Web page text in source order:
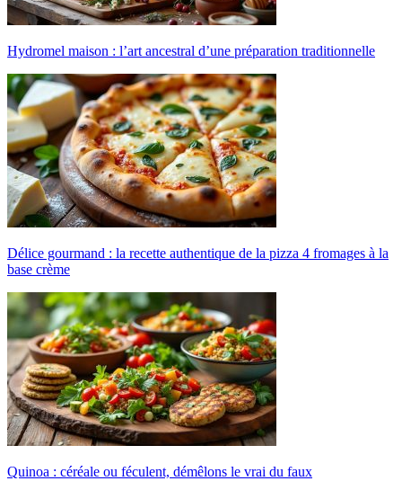
Hydromel maison : l’art ancestral d’une préparation traditionnelle
Délice gourmand : la recette authentique de la pizza 4 fromages à la
base crème
Quinoa : céréale ou féculent, démêlons le vrai du faux